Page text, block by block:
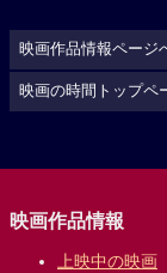
映画作品情報ページ
映画の時間トップペ
映画作品情報
上映中の映画